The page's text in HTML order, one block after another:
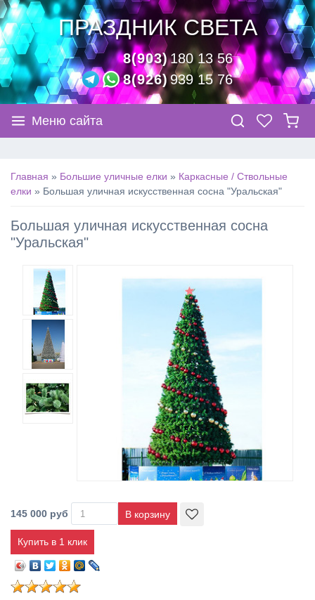
ПРАЗДНИК СВЕТА
8(903)180 13 56
8(926)939 15 76
Меню сайта
Главная » Большие уличные елки » Каркасные / Ствольные
елки » Большая уличная искусственная сосна "Уральская"
Большая уличная искусственная сосна
"Уральская"
145 000 руб
Купить в 1 клик